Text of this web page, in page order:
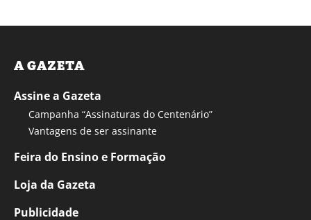
A GAZETA
Assine a Gazeta
Campanha “Assinaturas do Centenário”
Vantagens de ser assinante
Feira do Ensino e Formação
Loja da Gazeta
Publicidade